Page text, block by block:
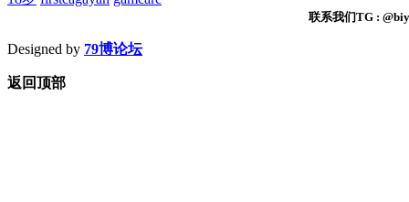
联系我们TG :
Designed by 79博论坛
返回顶部